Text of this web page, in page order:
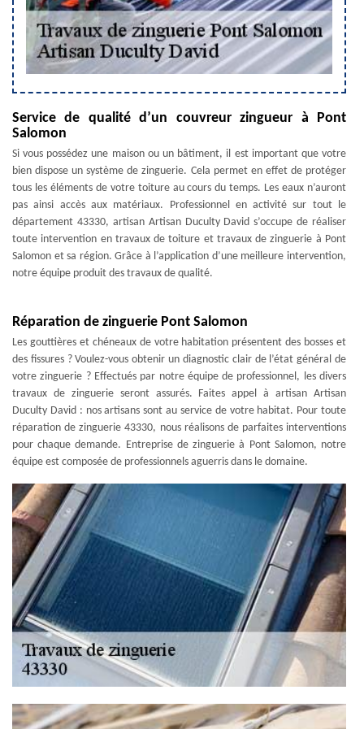
Service de qualité d’un couvreur zingueur à Pont
Salomon
Si vous possédez une maison ou un bâtiment, il est important que votre
bien dispose un système de zinguerie. Cela permet en effet de protéger
tous les éléments de votre toiture au cours du temps. Les eaux n’auront
pas ainsi accès aux matériaux. Professionnel en activité sur tout le
département 43330, artisan Artisan Duculty David s’occupe de réaliser
toute intervention en travaux de toiture et travaux de zinguerie à Pont
Salomon et sa région. Grâce à l’application d’une meilleure intervention,
notre équipe produit des travaux de qualité.
Réparation de zinguerie Pont Salomon
Les gouttières et chéneaux de votre habitation présentent des bosses et
des fissures ? Voulez-vous obtenir un diagnostic clair de l’état général de
votre zinguerie ? Effectués par notre équipe de professionnel, les divers
travaux de zinguerie seront assurés. Faites appel à artisan Artisan
Duculty David : nos artisans sont au service de votre habitat. Pour toute
réparation de zinguerie 43330, nous réalisons de parfaites interventions
pour chaque demande. Entreprise de zinguerie à Pont Salomon, notre
équipe est composée de professionnels aguerris dans le domaine.